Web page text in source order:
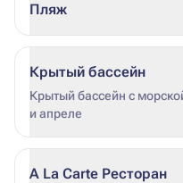
Пляж
Крытый бассейн
Крытый бассейн с
и апреле
A La Carte Ресторан